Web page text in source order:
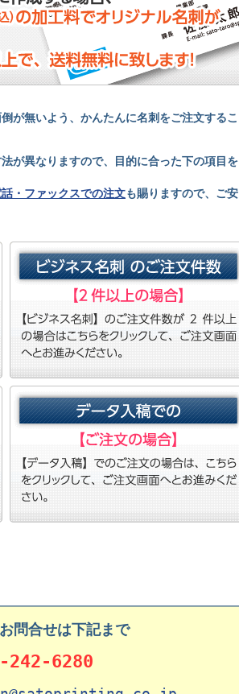
が無いよう、かんたんに名刺をご注文するこ
が異なりますので、目的に合った下の項目を
・ファックスでの注文も賜りますので、ご安
問合せは下記まで
242-6280